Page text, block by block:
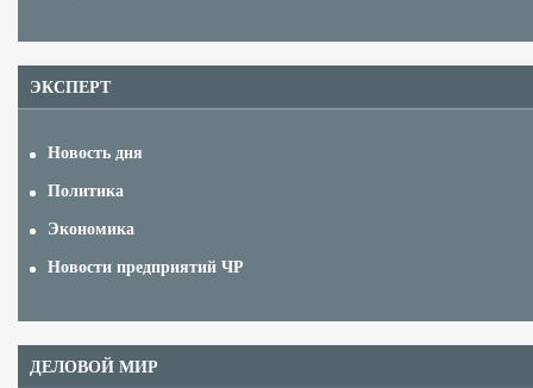
ЭКСПЕРТ
Новость дня
Политика
Экономика
Новости предприятий ЧР
ДЕЛОВОЙ МИР